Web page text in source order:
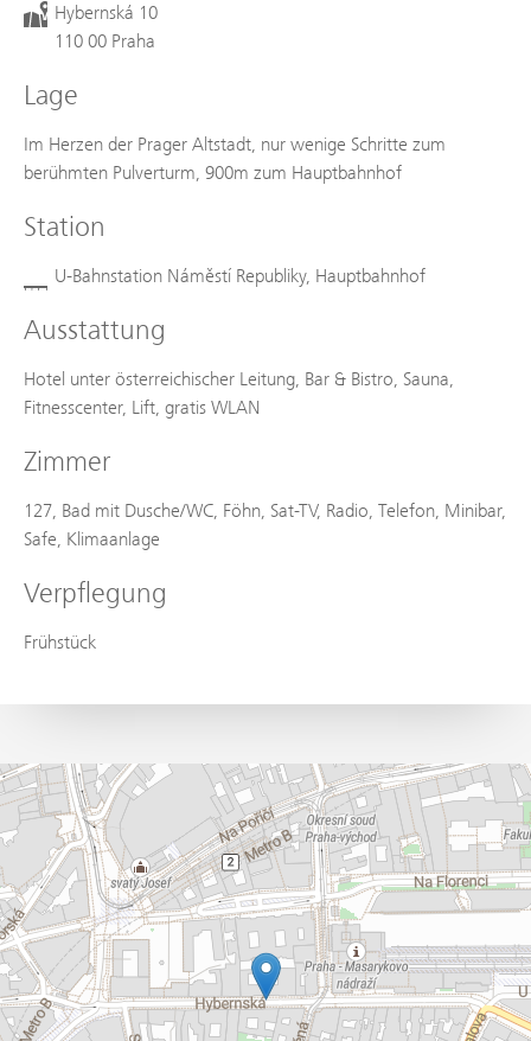
Hybernská 10
110 00 Praha
Lage
Im Herzen der Prager Altstadt, nur wenige Schritte zum
berühmten Pulverturm, 900m zum Hauptbahnhof
Station
U-Bahnstation Náměstí Republiky, Hauptbahnhof
Ausstattung
Hotel unter österreichischer Leitung, Bar & Bistro, Sauna,
Fitnesscenter, Lift, gratis WLAN
Zimmer
127, Bad mit Dusche/WC, Föhn, Sat-TV, Radio, Telefon, Minibar,
Safe, Klimaanlage
Verpflegung
Frühstück